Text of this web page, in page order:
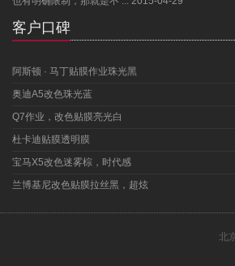
客户口碑
阿斯顿 · 马丁贴膜作业珠光黑
奥迪A5改色珠光蓝
Q7作业，改色贴膜亮光白
杜卡迪贴膜透明膜
宝马X5改色迷雾棕，时代感
兰博基尼改色贴膜拉丝黑，超炫
北